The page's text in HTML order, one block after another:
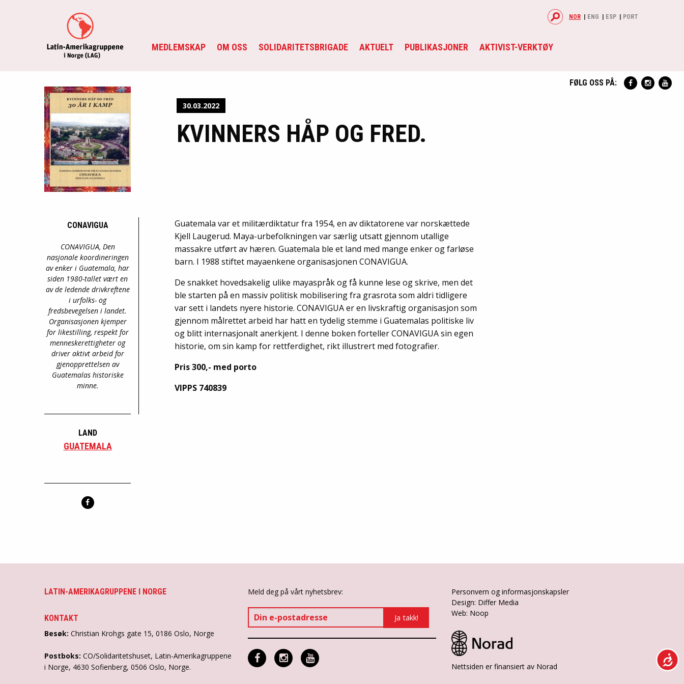
MEDLEMSKAP OM OSS SOLIDARITETSBRIGADE AKTUELT PUBLIKASJONER AKTIVIST-VERKTØY
NOR ENG ESP PORT
FØLG OSS PÅ:
30.03.2022
KVINNERS HÅP OG FRED.
Guatemala var et militærdiktatur fra 1954, en av diktatorene var norskættede
Kjell Laugerud. Maya-urbefolkningen var særlig utsatt gjennom utallige
massakre utført av hæren. Guatemala ble et land med mange enker og farløse
barn. I 1988 stiftet mayaenkene organisasjonen CONAVIGUA.
De snakket hovedsakelig ulike mayaspråk og få kunne lese og skrive, men det
ble starten på en massiv politisk mobilisering fra grasrota som aldri tidligere
var sett i landets nyere historie. CONAVIGUA er en livskraftig organisasjon som
gjennom målrettet arbeid har hatt en tydelig stemme i Guatemalas politiske liv
og blitt internasjonalt anerkjent. I denne boken forteller CONAVIGUA sin egen
historie, om sin kamp for rettferdighet, rikt illustrert med fotografier.
Pris 300,- med porto
VIPPS 740839
CONAVIGUA
CONAVIGUA, Den
nasjonale koordineringen
av enker i Guatemala, har
siden 1980-tallet vært en
av de ledende drivkreftene
i urfolks- og
fredsbevegelsen i landet.
Organisasjonen kjemper
for likestilling, respekt for
menneskerettigheter og
driver aktivt arbeid for
gjenopprettelsen av
Guatemalas historiske
minne.
LAND
GUATEMALA
LATIN-AMERIKAGRUPPENE I NORGE
KONTAKT
Besøk: Christian Krohgs gate 15, 0186 Oslo, Norge
Postboks: CO/Solidaritetshuset, Latin-Amerikagruppene
i Norge, 4630 Sofienberg, 0506 Oslo, Norge.
Meld deg på vårt nyhetsbrev:
Personvern og informasjonskapsler
Design: Differ Media
Web: Noop
Nettsiden er finansiert av Norad